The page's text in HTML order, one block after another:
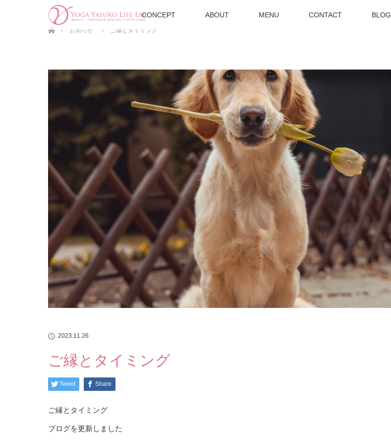
CONCEPT ABOUT MENU CONTACT BLOG
ホーム
お知らせ
ご縁とタイミング
2023.11.26
ご縁とタイミング
Tweet Share
ご縁とタイミング
ブログを更新しました